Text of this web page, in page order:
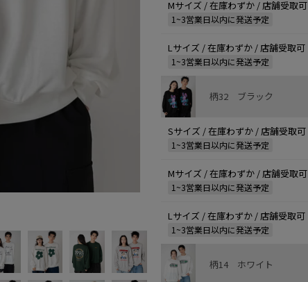
Mサイズ / 在庫わずか / 店舗受取可
1~3営業日以内に発送予定
Lサイズ / 在庫わずか / 店舗受取可
1~3営業日以内に発送予定
柄32 ブラック
Sサイズ / 在庫わずか / 店舗受取可
1~3営業日以内に発送予定
Mサイズ / 在庫わずか / 店舗受取可
1~3営業日以内に発送予定
Lサイズ / 在庫わずか / 店舗受取可
1~3営業日以内に発送予定
柄14 ホワイト